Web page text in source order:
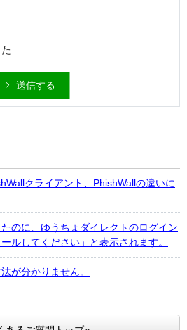
送信する
クライアント、PhishWallの違いに
のに、ゆうちょダイレクトのログイン
ルしてください」と表示されます。
が分かりません。